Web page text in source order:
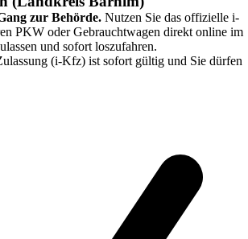
zur Behörde. Nutzen Sie das offizielle i-
PKW oder Gebrauchtwagen direkt online im
und sofort loszufahren.
(i-Kfz) ist sofort gültig und Sie dürfen